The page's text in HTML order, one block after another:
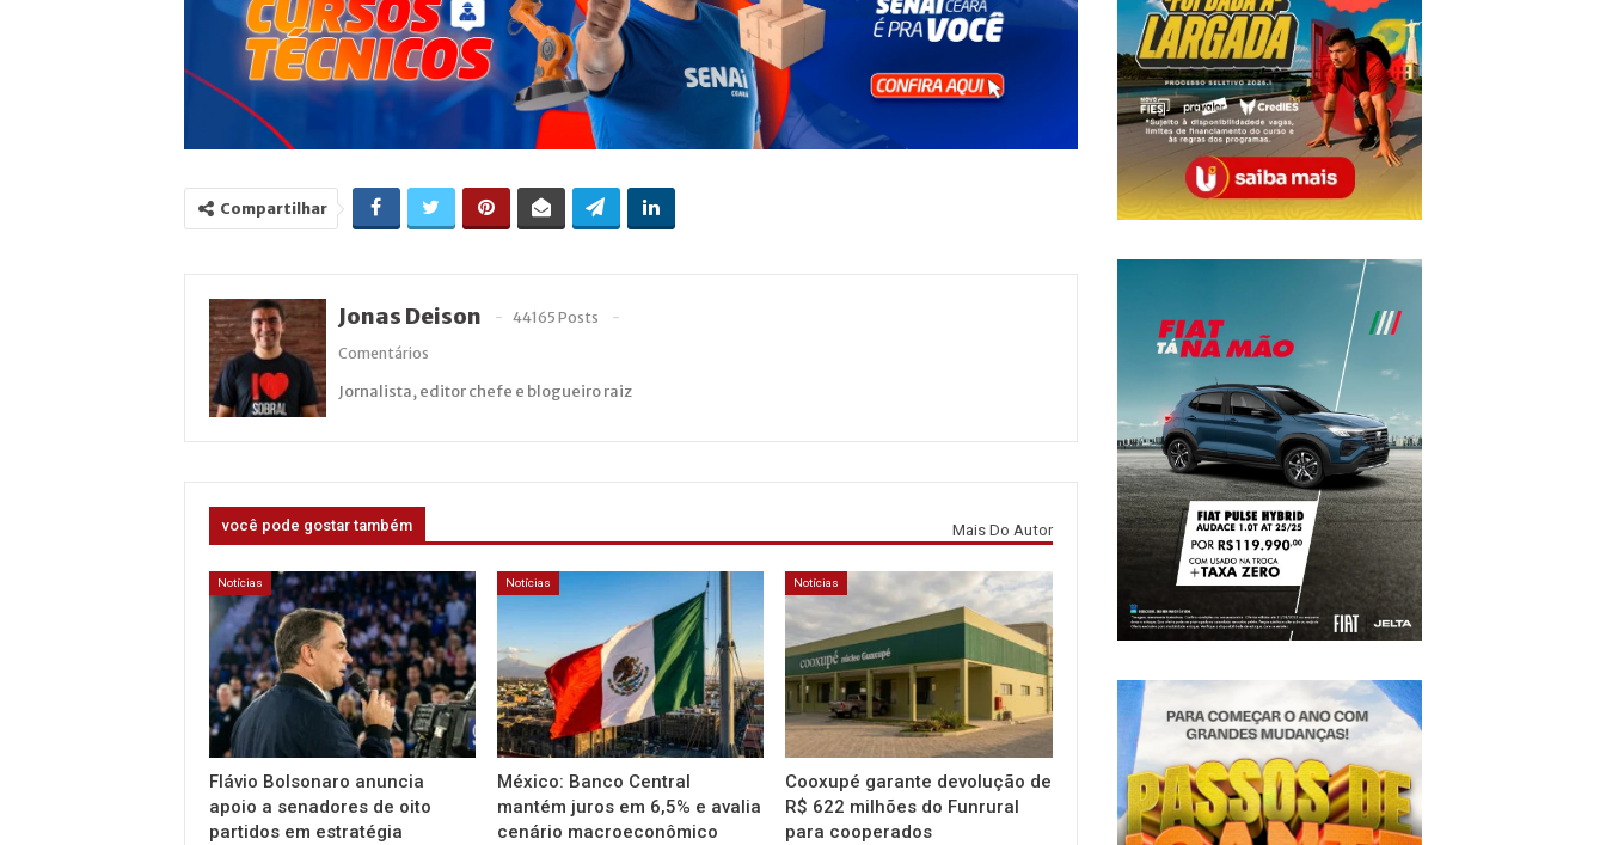
Compartilhar
Jonas Deison
44165 Posts
Comentários
Jornalista, editor chefe e blogueiro raiz
você pode gostar também Mais Do Autor
Notícias
Flávio Bolsonaro anuncia
apoio a senadores de oito
partidos em estratégia
Notícias
México: Banco Central
mantém juros em 6,5% e avalia
cenário macroeconômico
Notícias
Cooxupé garante devolução de
R$ 622 milhões do Funrural
para cooperados